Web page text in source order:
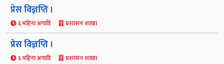
प्रेस विज्ञप्ति ।
६ महिना अगाडि प्रशासन शाखा
प्रेस विज्ञप्ति ।
६ महिना अगाडि प्रशासन शाखा